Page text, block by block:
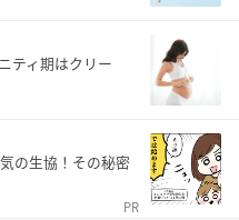
ティ期はクリー
の生協！その秘密
PR